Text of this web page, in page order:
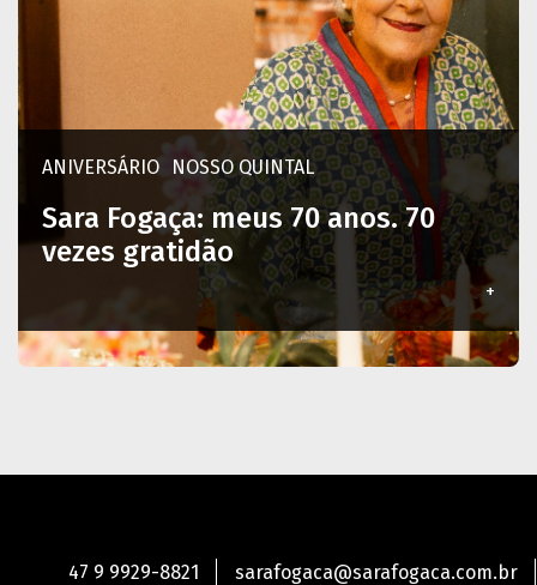
ANIVERSÁRIO NOSSO QUINTAL
Sara Fogaça: meus 70 anos. 70
vezes gratidão
+
47 9 9929-8821 sarafogaca@sarafogaca.com.br